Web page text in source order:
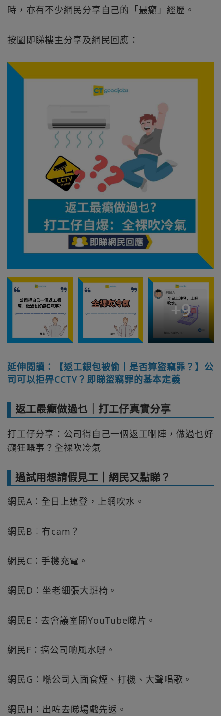
時，亦有不少網民分享自己的「最癲」經歷。
按圖即睇樓主分享及網民回應：
+9
延伸閱讀：【返工銀包被偷｜是否算盜竊罪？】公
司可以拒畀CCTV？即睇盜竊罪的基本定義
返工最癲做過乜｜打工仔真實分享
打工仔分享：公司得自己一個返工嗰陣，做過乜好
癲狂嘅事？全裸吹冷氣
過試用想請假見工｜網民又點睇？
網民A：全日上連登，上網吹水。
網民B：冇cam？
網民C：手機充電。
網民D：坐老細張大班椅。
網民E：去會議室開YouTube睇片。
網民F：搞公司啲風水嘢。
網民G：喺公司入面食煙、打機、大聲唱歌。
網民H：出咗去睇場戲先返。